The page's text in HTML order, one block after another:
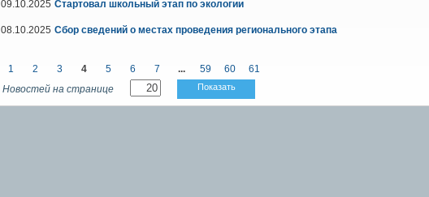
09.10.2025 Стартовал школьный этап по экологии
08.10.2025 Сбор сведений о местах проведения регионального этапа
1 2 3 4 5 6 7 ... 59 60
61
Новостей на странице
Показать